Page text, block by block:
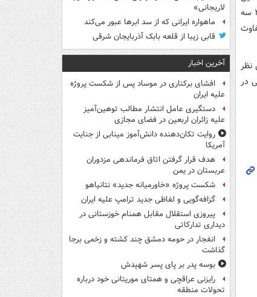
ویژگی امنیتی سواستفاده از گوشی یادشده را ناممکن می کند. گوگل قصد دارد در سال ۲۰۱۸ سه
به طور قطع پیکسل ۳ از این نظر
در
لاریجانی»
ماهواره ایرانی که از سد ابرها عبور می‌کند
قابی زیبا از قلعه بابک آذربایجان شرقی
آخرین اخبار
افشای برکناری در موساد پس از شکست پروژه
علیه ایران
دستگیری عامل انتشار مطالب توهین‌آمیز
علیه زائران اربعین در فضای مجازی
روایت تکان‌دهنده دانش‌آموز مینابی از جنایت
آمریکا
هدف قرار گرفتن اتاق‌ فرماندهی مزدوران
عربستان در یمن
شکست پروژه «خاورمیانه جدید» نتانیاهو
گزافه‌گویی و لفاظی جدید ترامپ علیه ایران
پیروزی استقلال مقابل همنام خوزستانی در
دیداری تدارکاتی
انفجار در حومه دمشق چند کشته و زخمی برجا
گذاشت
بوسه‌ پدر بر پای پسر شهیدش
رایزنی عراقچی و همتای موریتانی خود درباره
تحولات منطقه